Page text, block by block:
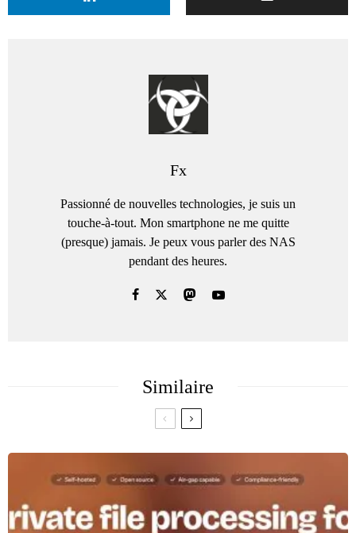
Fx
Passionné de nouvelles technologies, je suis un
touche-à-tout. Mon smartphone ne me quitte
(presque) jamais. Je peux vous parler des NAS
pendant des heures.
Similaire